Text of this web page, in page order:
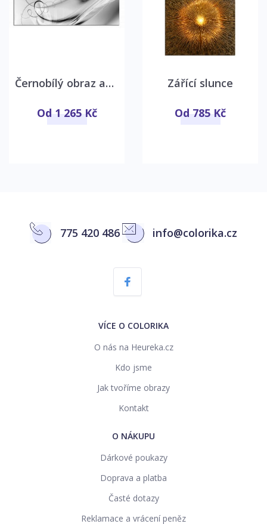
Černobílý obraz abstrakce
Od 1 265 Kč
Zářící slunce
Od 785 Kč
775 420 486 info@colorika.cz
VÍCE O COLORIKA
O nás na Heureka.cz
Kdo jsme
Jak tvoříme obrazy
Kontakt
O NÁKUPU
Dárkové poukazy
Doprava a platba
Časté dotazy
Reklamace a vrácení peněz